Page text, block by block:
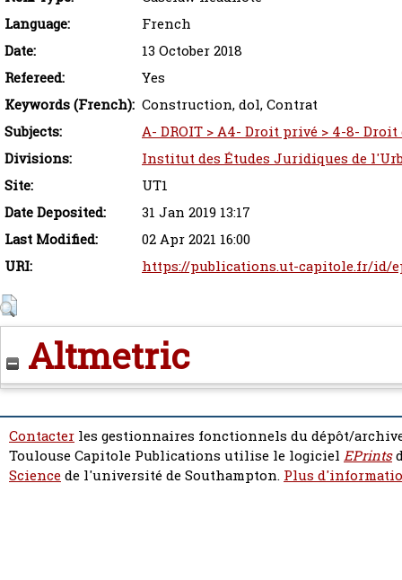
Language:
French
Date:
13 October 2018
Refereed:
Yes
Keywords (French): Construction, dol, Contrat
Subjects:
A- DROIT > A4- Droit privé > 4-8-
Divisions:
Institut des Études Juridiques de
Site:
UT1
Date Deposited:
31 Jan 2019 13:17
Last Modified:
02 Apr 2021 16:00
URI:
https://publications.ut-capitole.fr/id/
Altmetric
Contacter les gestionnaires fonctionnels du dépôt/
Toulouse Capitole Publications utilise le logiciel EPrints
Sciencede l'université de Southampton. Plus